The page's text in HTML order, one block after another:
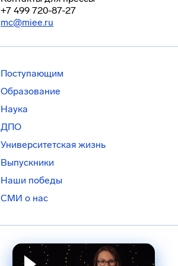
+7 499 720-87-27
mc@miee.ru
Поступающим
Образование
Наука
ДПО
Университетская жизнь
Выпускники
Наши победы
СМИ о нас